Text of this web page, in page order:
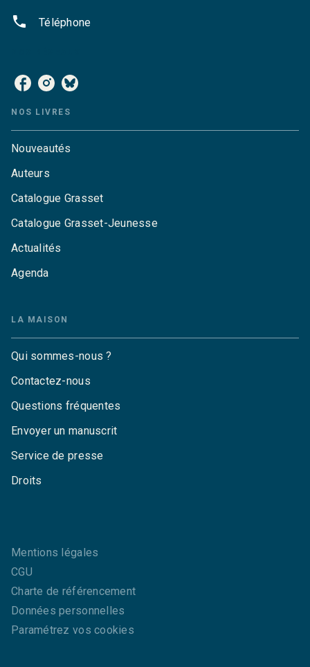
phone Téléphone
NOS LIVRES
Nouveautés
Auteurs
Catalogue Grasset
Catalogue Grasset-Jeunesse
Actualités
Agenda
LA MAISON
Qui sommes-nous ?
Contactez-nous
Questions fréquentes
Envoyer un manuscrit
Service de presse
Droits
Mentions légales
CGU
Charte de référencement
Données personnelles
Paramétrez vos cookies